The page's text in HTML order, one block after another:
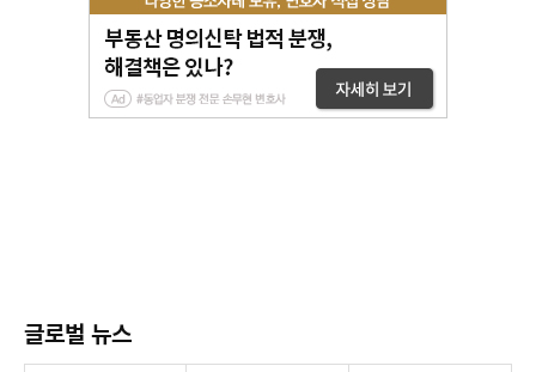
글로벌 뉴스